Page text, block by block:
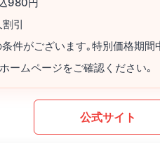
引
件がございます｡特別価格期
ームページをご確認ください｡
公式サイト